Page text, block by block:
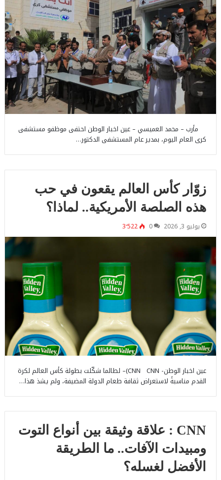
مأرب – محمد العميسي – عين اخبار الوطن احتفى موظفو مستشفى
كرى العام اليوم، بمدير عام المستشفى الدكتور…
زوّار كأس العالم يقعون في حب
هذه الصلصة الأمريكية.. لماذا؟
يوليو 3, 2026 0 3٬522
عين اخبار الوطن- CNN CNN)– لطالما شكّلت بطولة كأس العالم لكرة
القدم مناسبةً لاستعراض ثقافة طعام الدولة المضيفة، ولم يشذ هذا…
CNN : علاقة وثيقة بين أنواع التوت
ومبيدات الآفات.. ما الطريقة
الأفضل لغسله؟